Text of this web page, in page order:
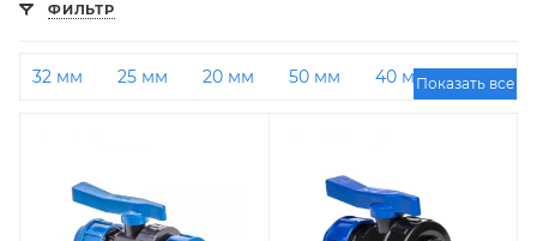
ФИЛЬТР
32 мм 25 мм 20 мм 50 мм 40 мм
25
Показать все